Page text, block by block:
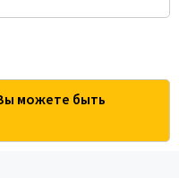
можете быть